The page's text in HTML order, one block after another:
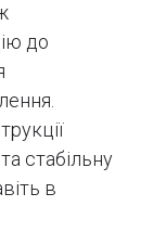
до
стабільну
в